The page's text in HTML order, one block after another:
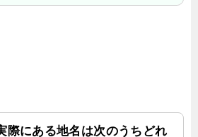
市にある地名だよ。
際にある地名は次のうちどれ